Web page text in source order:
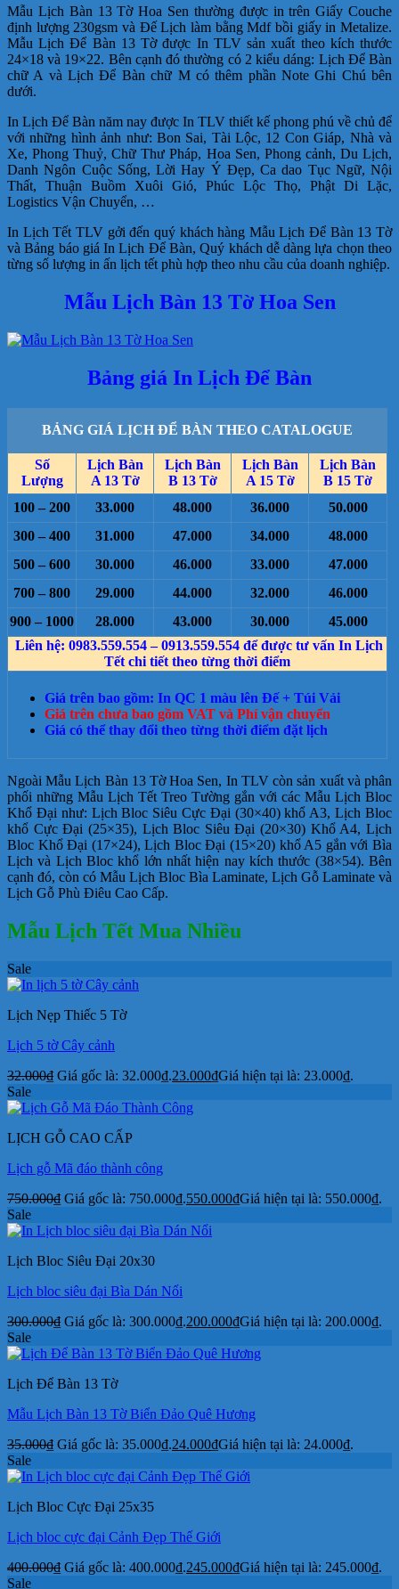
Mẫu Lịch Bàn 13 Tờ Hoa Sen thường được in trên Giấy Couche
định lượng 230gsm và Đế Lịch làm bằng Mdf bồi giấy in Metalize.
Mẫu Lịch Để Bàn 13 Tờ được In TLV sản xuất theo kích thước
24×18 và 19×22. Bên cạnh đó thường có 2 kiểu dáng: Lịch Để Bàn
chữ A và Lịch Để Bàn chữ M có thêm phần Note Ghi Chú bên
dưới.
In Lịch Để Bàn năm nay được In TLV thiết kế phong phú về chủ để
với những hình ảnh như: Bon Sai, Tài Lộc, 12 Con Giáp, Nhà và
Xe, Phong Thuỷ, Chữ Thư Pháp, Hoa Sen, Phong cảnh, Du Lịch,
Danh Ngôn Cuộc Sống, Lời Hay Ý Đẹp, Ca dao Tục Ngữ, Nội
Thất, Thuận Buồm Xuôi Gió, Phúc Lộc Thọ, Phật Di Lặc,
Logistics Vận Chuyển, …
In Lịch Tết TLV gởi đến quý khách hàng Mẫu Lịch Để Bàn 13 Tờ
và Bảng báo giá In Lịch Để Bàn, Quý khách dễ dàng lựa chọn theo
từng số lượng in ấn lịch tết phù hợp theo nhu cầu của doanh nghiệp.
Mẫu Lịch Bàn 13 Tờ Hoa Sen
Bảng giá In Lịch Để Bàn
BẢNG GIÁ LỊCH ĐỂ BÀN THEO CATALOGUE
Số
Lượng
Lịch Bàn
A 13 Tờ
Lịch Bàn
B 13 Tờ
Lịch Bàn
A 15 Tờ
Lịch Bàn
B 15 Tờ
100 – 200
33.000 48.000 36.000
50.000
300 – 400
31.000 47.000 34.000
48.000
500 – 600
30.000 46.000 33.000
47.000
700 – 800
29.000 44.000 32.000
46.000
900 – 1000
28.000 43.000 30.000
45.000
Liên hệ: 0983.559.554 – 0913.559.554 để được tư vấn In Lịch
Tết chi tiết theo từng thời điểm
Giá trên bao gồm: In QC 1 màu lên Đế + Túi Vải
Giá trên chưa bao gồm VAT và Phí vận chuyển
Giá có thể thay đổi theo từng thời điểm đặt lịch
Ngoài Mẫu Lịch Bàn 13 Tờ Hoa Sen, In TLV còn sản xuất và phân
phối những Mẫu Lịch Tết Treo Tường gắn với các Mẫu Lịch Bloc
Khổ Đại như: Lịch Bloc Siêu Cực Đại (30×40) khổ A3, Lịch Bloc
khổ Cực Đại (25×35), Lịch Bloc Siêu Đại (20×30) Khổ A4, Lịch
Bloc Khổ Đại (17×24), Lịch Bloc Đại (15×20) khổ A5 gắn với Bìa
Lịch và Lịch Bloc khổ lớn nhất hiện nay kích thước (38×54). Bên
cạnh đó, còn có Mẫu Lịch Bloc Bìa Laminate, Lịch Gỗ Laminate và
Lịch Gỗ Phù Điêu Cao Cấp.
Mẫu Lịch Tết Mua Nhiều
Sale
Lịch Nẹp Thiếc 5 Tờ
Lịch 5 tờ Cây cảnh
32.000₫ Giá gốc là: 32.000₫.23.000₫Giá hiện tại là: 23.000₫.
Sale
LỊCH GỖ CAO CẤP
Lịch gỗ Mã đáo thành công
750.000₫ Giá gốc là: 750.000₫.550.000₫Giá hiện tại là: 550.000₫.
Sale
Lịch Bloc Siêu Đại 20x30
Lịch bloc siêu đại Bìa Dán Nổi
300.000₫ Giá gốc là: 300.000₫.200.000₫Giá hiện tại là: 200.000₫.
Sale
Lịch Để Bàn 13 Tờ
Mẫu Lịch Bàn 13 Tờ Biển Đảo Quê Hương
35.000₫ Giá gốc là: 35.000₫.24.000₫Giá hiện tại là: 24.000₫.
Sale
Lịch Bloc Cực Đại 25x35
Lịch bloc cực đại Cảnh Đẹp Thế Giới
400.000₫ Giá gốc là: 400.000₫.245.000₫Giá hiện tại là: 245.000₫.
Sale